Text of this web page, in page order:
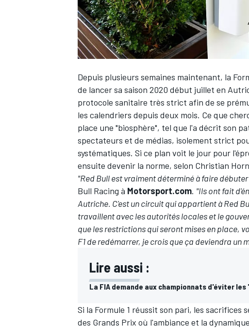
WEC
Depuis plusieurs semaines maintenant, la
de lancer sa saison 2020 début juillet en
protocole sanitaire très strict afin de se
les calendriers depuis deux mois. Ce que
place une "biosphère", tel que l'a décrit son
spectateurs et de médias, isolement strict
systématiques. Si ce plan voit le jour pour
ensuite devenir la norme, selon Christian
"Red Bull est vraiment déterminé à faire
Bull Racing à Motorsport.com. "Ils ont fait
Autriche. C'est un circuit qui appartient à Red
travaillent avec les autorités locales et le
que les restrictions qui seront mises en place,
F1 de redémarrer, je crois que ça deviendra un
Lire aussi :
La FIA demande aux championnats d'éviter
Si la Formule 1 réussit son pari, les
des Grands Prix où l'ambiance et la